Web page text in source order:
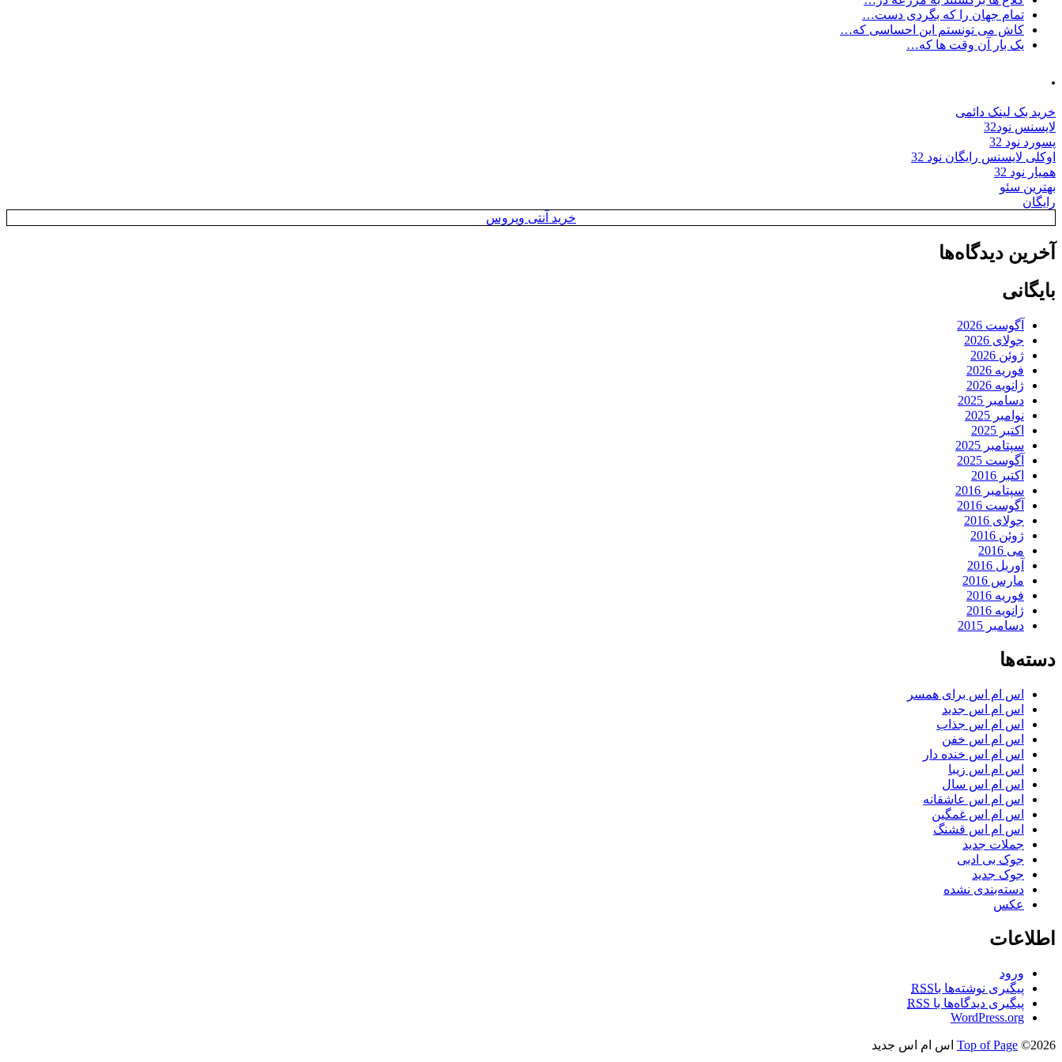
تمام جهان را که بگردی دست…
کاش می تونستم این احساسی که…
یک بار آن وقت ها که…
.
خرید بک لینک دائمی
لایسنس نود32
پسورد نود 32
اوکلی لایسنس رایگان نود 32
همیار نود 32
بهترین سئو
رایگان
خرید آنتی ویروس
آخرین دیدگاه‌ها
بایگانی
آگوست 2026
جولای 2026
ژوئن 2026
فوریه 2026
ژانویه 2026
دسامبر 2025
نوامبر 2025
اکتبر 2025
سپتامبر 2025
آگوست 2025
اکتبر 2016
سپتامبر 2016
آگوست 2016
جولای 2016
ژوئن 2016
می 2016
آوریل 2016
مارس 2016
فوریه 2016
ژانویه 2016
دسامبر 2015
دسته‌ها
اس ام اس برای همسر
اس ام اس جدید
اس ام اس جذاب
اس ام اس خفن
اس ام اس خنده دار
اس ام اس زیبا
اس ام اس سال
اس ام اس عاشقانه
اس ام اس غمگین
اس ام اس قشنگ
جملات جدید
جوک بی ادبی
جوک جدید
دسته‌بندی نشده
عکس
اطلاعات
ورود
پیگیری نوشته‌ها باRSS
پیگیری دیدگاه‌ها با RSS
WordPress.org
Top of Page ©2026 اس ام اس جدید